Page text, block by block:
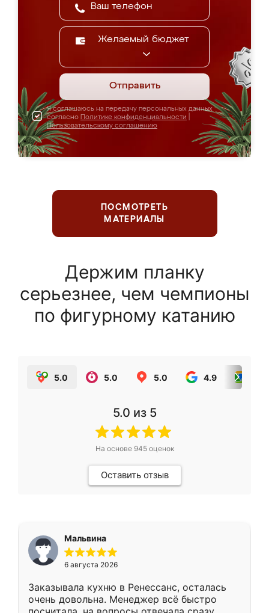
Желаемый бюджет
Отправить
Я соглашаюсь на передачу персональных данных
согласно Политике конфиденциальности
Пользовательскому соглашению
ПОСМОТРЕТЬ
МАТЕРИАЛЫ
Держим планку
серьезнее, чем чемпионы
по фигурному катанию
5.0 5.0 5.0 4.9
5.0 из 5
На основе 945оценок
Оставить отзыв
Мальвина
6 августа 2026
Заказывала кухню в Ренессанс, осталась
очень довольна. Менеджер всё быстро